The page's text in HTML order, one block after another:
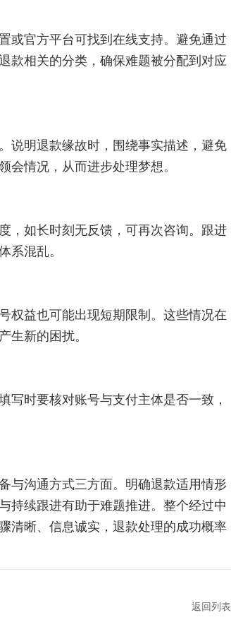
或官方平台可找到在线支持。避免通过
款相关的分类，确保难题被分配到对应
说明退款缘故时，围绕事实描述，避免
会情况，从而进步处理梦想。
，如长时刻无反馈，可再次咨询。跟进
系混乱。
权益也可能出现短期限制。这些情况在
生新的困扰。
写时要核对账号与支付主体是否一致，
与沟通方式三方面。明确退款适用情形
持续跟进有助于难题推进。整个经过中
清晰、信息诚实，退款处理的成功概率
返回列表